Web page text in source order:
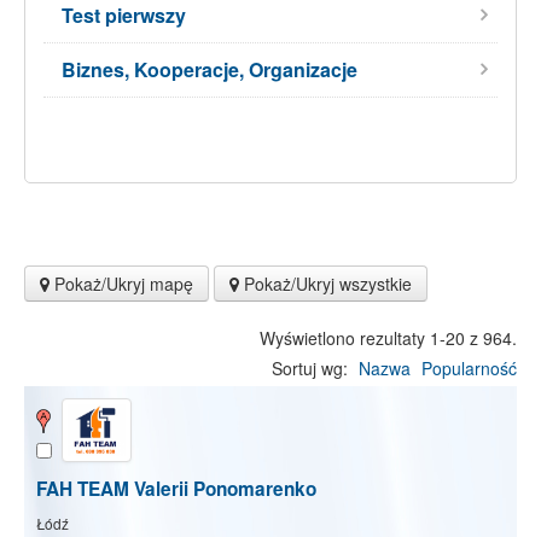
Test pierwszy
Biznes, Kooperacje, Organizacje
Pokaż/Ukryj mapę Pokaż/Ukryj wszystkie
Wyświetlono rezultaty 1-20 z 964.
Sortuj wg: Nazwa Popularność
FAH TEAM Valerii Ponomarenko
Łódź